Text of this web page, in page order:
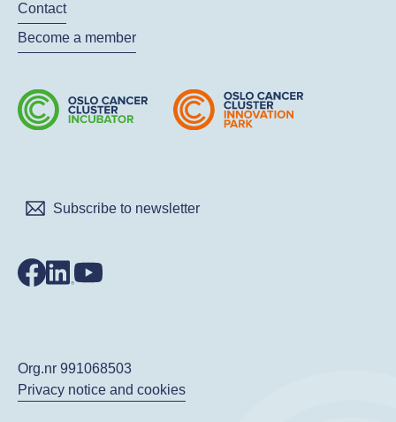
Contact
Become a member
Subscribe to newsletter
Org.nr 991068503
Privacy notice and cookies